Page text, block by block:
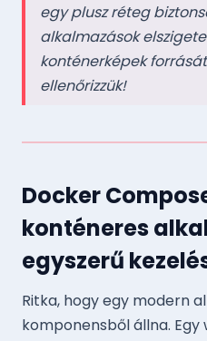
egy plusz réteg
alkalmazások
konténerképek
ellenőrizzük!
Docker
konténeres
egyszerű
Ritka, hogy egy modern
komponensből állna.